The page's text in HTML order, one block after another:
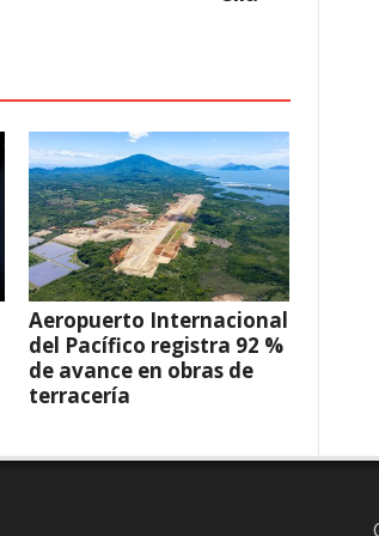
Aeropuerto Internacional
del Pacífico registra 92 %
de avance en obras de
terracería